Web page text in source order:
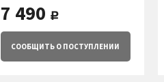
7 490 руб.
СООБЩИТЬ О ПОСТУПЛЕНИИ